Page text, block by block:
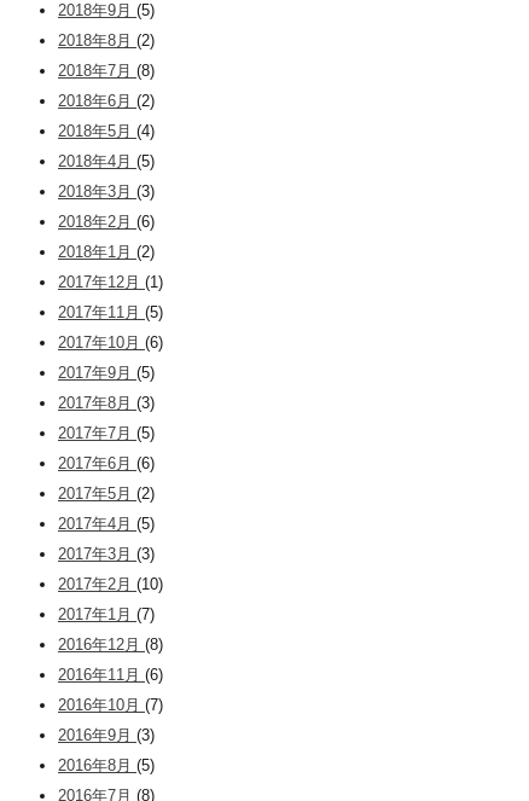
2018年9月 (5)
2018年8月 (2)
2018年7月 (8)
2018年6月 (2)
2018年5月 (4)
2018年4月 (5)
2018年3月 (3)
2018年2月 (6)
2018年1月 (2)
2017年12月 (1)
2017年11月 (5)
2017年10月 (6)
2017年9月 (5)
2017年8月 (3)
2017年7月 (5)
2017年6月 (6)
2017年5月 (2)
2017年4月 (5)
2017年3月 (3)
2017年2月 (10)
2017年1月 (7)
2016年12月 (8)
2016年11月 (6)
2016年10月 (7)
2016年9月 (3)
2016年8月 (5)
2016年7月 (8)